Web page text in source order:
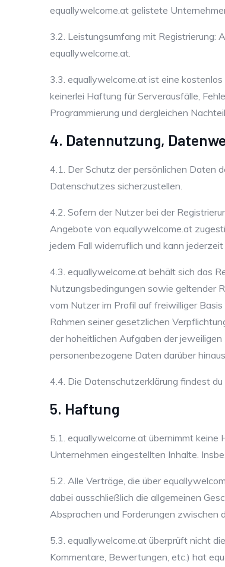
equallywelcome.at gelistete
3.2. Leistungsumfang mit Registrierung:
equallywelcome.at.
3.3. equallywelcome.at ist eine
keinerlei Haftung für Serverausfälle,
Programmierung und dergleichen
4. Datennutzung,
4.1. Der Schutz der persönlichen Daten
Datenschutzes sicherzustellen.
4.2. Sofern der Nutzer bei der
Angebote von equallywelcome.at
jedem Fall widerruflich und kann
4.3. equallywelcome.at behält sich das
Nutzungsbedingungen sowie geltender
vom Nutzer im Profil auf freiwilliger
Rahmen seiner gesetzlichen
der hoheitlichen Aufgaben der
personenbezogene Daten darüber
4.4. Die Datenschutzerklärung findest du
5. Haftung
5.1. equallywelcome.at übernimmt
Unternehmen eingestellten Inhalte.
5.2. Alle Verträge, die über
dabei ausschließlich die allgemeinen
Absprachen und Forderungen zwischen
5.3. equallywelcome.at überprüft nicht
Kommentare, Bewertungen, etc.) hat